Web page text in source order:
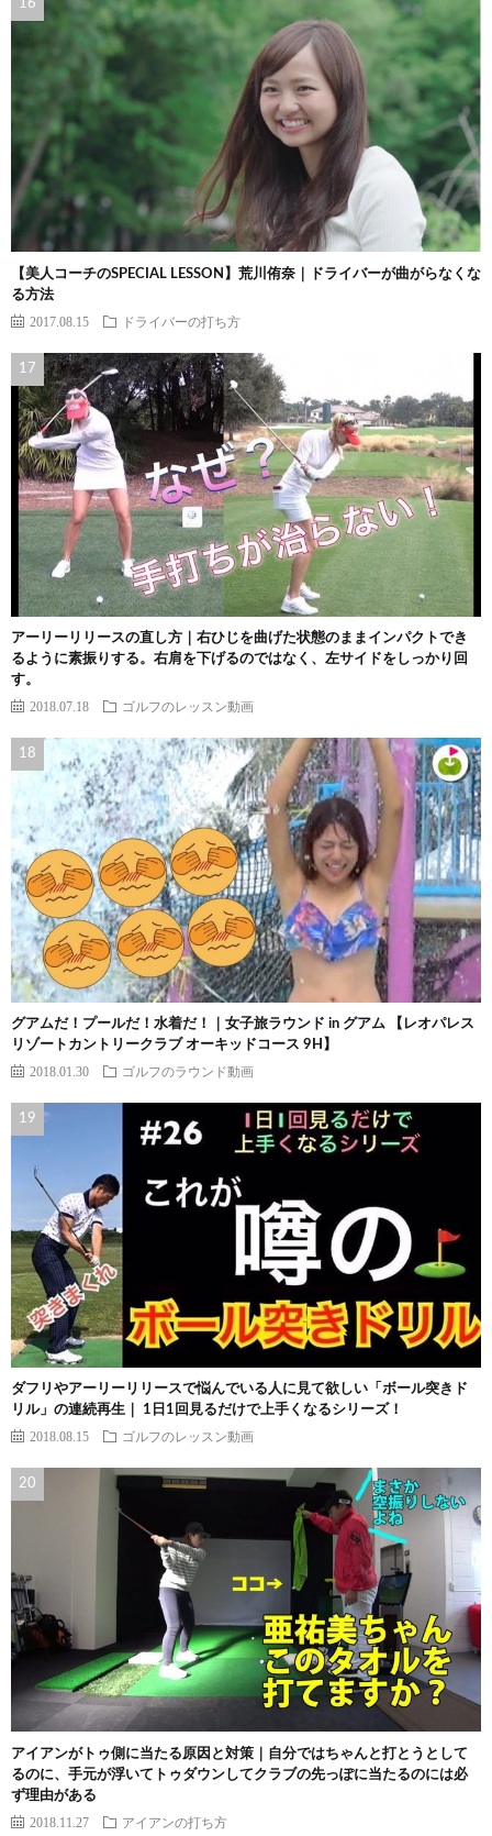
【美人コーチのSPECIAL LESSON】荒川侑奈｜ドライバーが曲がらなくな
る方法
2017.08.15 ドライバーの打ち方
アーリーリリースの直し方｜右ひじを曲げた状態のままインパクトでき
るように素振りする。右肩を下げるのではなく、左サイドをしっかり回
す。
2018.07.18 ゴルフのレッスン動画
グアムだ！プールだ！水着だ！｜女子旅ラウンド in グアム 【レオパレス
リゾートカントリークラブ オーキッドコース 9H】
2018.01.30 ゴルフのラウンド動画
ダフリやアーリーリリースで悩んでいる人に見て欲しい「ボール突きド
リル」の連続再生｜ 1日1回見るだけで上手くなるシリーズ！
2018.08.15 ゴルフのレッスン動画
アイアンがトゥ側に当たる原因と対策｜自分ではちゃんと打とうとして
るのに、手元が浮いてトゥダウンしてクラブの先っぽに当たるのには必
ず理由がある
2018.11.27 アイアンの打ち方